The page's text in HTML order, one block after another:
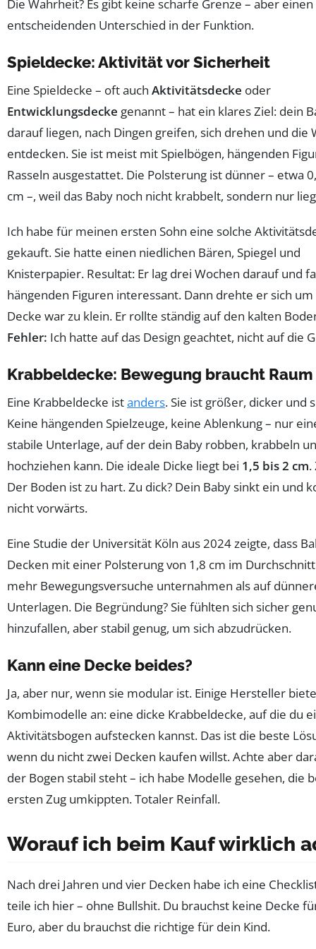
Die Wahrheit? Es gibt keine scharfe Grenze – aber einen
entscheidenden Unterschied in der Funktion.
Spieldecke: Aktivität vor Sicherheit
Eine Spieldecke – oft auch Aktivitätsdecke oder
Entwicklungsdecke genannt – hat ein klares Ziel: dein
darauf liegen, nach Dingen greifen, sich drehen und die
entdecken. Sie ist meist mit Spielbögen, hängenden
Rasseln ausgestattet. Die Polsterung ist dünner – etwa
cm –, weil das Baby noch nicht krabbelt, sondern nur
Ich habe für meinen ersten Sohn eine solche
gekauft. Sie hatte einen niedlichen Bären, Spiegel und
Knisterpapier. Resultat: Er lag drei Wochen darauf und
hängenden Figuren interessant. Dann drehte er sich
Decke war zu klein. Er rollte ständig auf den kalten
Fehler: Ich hatte auf das Design geachtet, nicht auf die
Krabbeldecke: Bewegung braucht Raum
Eine Krabbeldecke istanders. Sie ist größer, dicker und
Keine hängenden Spielzeuge, keine Ablenkung – nur
stabile Unterlage, auf der dein Baby robben, krabbeln
hochziehen kann. Die ideale Dicke liegt bei 1,5 bis 2 cm.
Der Boden ist zu hart. Zu dick? Dein Baby sinkt ein und
nicht vorwärts.
Eine Studie der Universität Köln aus 2024 zeigte, dass
Decken mit einer Polsterung von 1,8 cm im
mehr Bewegungsversuche unternahmen als auf
Unterlagen. Die Begründung? Sie fühlten sich sicher
hinzufallen, aber stabil genug, um sich abzudrücken.
Kann eine Decke beides?
Ja, aber nur, wenn sie modular ist. Einige Hersteller
Kombimodelle an: eine dicke Krabbeldecke, auf die du
Aktivitätsbogen aufstecken kannst. Das ist die beste
wenn du nicht zwei Decken kaufen willst. Achte aber
der Bogen stabil steht – ich habe Modelle gesehen, die
ersten Zug umkippten. Totaler Reinfall.
Worauf ich beim Kauf wirklich
Nach drei Jahren und vier Decken habe ich eine
teile ich hier – ohne Bullshit. Du brauchst keine Decke
Euro, aber du brauchst die richtige für dein Kind.